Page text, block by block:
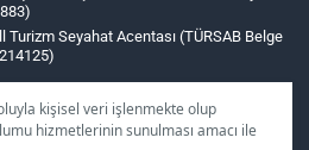
kişisel veri işlenmekte olup
hizmetlerinin sunulması amacı ile
Seyahat Acentası (TÜRSAB Belge